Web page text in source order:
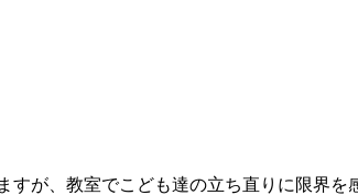
が、教室でこども達の立ち直りに限界を